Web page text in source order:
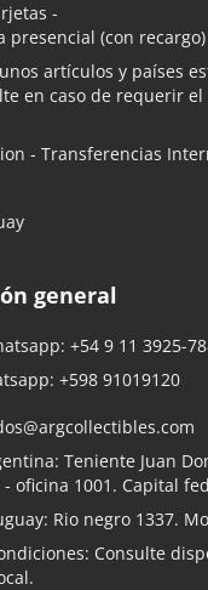
-
presencial (con recargo)
artículos y países
en caso de requerir
- Transferencias
general
+54 9 11 3925-
+598 91019120
Teniente Juan
- oficina 1001. Capital
Rio negro 1337.
Consulte